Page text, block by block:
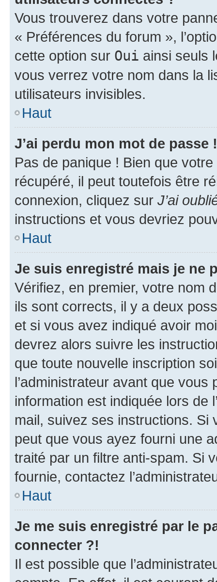
Vous trouverez dans votre
« Préférences du forum »,
cette option sur Oui ainsi seuls
vous verrez votre nom dans la
utilisateurs invisibles.
Haut
J’ai perdu mon mot de passe !
Pas de panique ! Bien que
récupéré, il peut toutefois être
connexion, cliquez sur J’ai
instructions et vous devriez
Haut
Je suis enregistré mais je ne
Vérifiez, en premier, votre nom
ils sont corrects, il y a deux
et si vous avez indiqué avoir
devrez alors suivre les
que toute nouvelle inscription
l’administrateur avant que
information est indiquée lors de
mail, suivez ses instructions. Si
peut que vous ayez fourni une
traité par un filtre anti-spam. Si
fournie, contactez
Haut
Je me suis enregistré par le
connecter ?!
Il est possible que